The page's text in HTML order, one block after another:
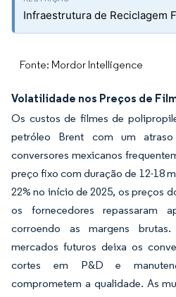
Infraestrutura de Reciclagem
Fonte: Mordor Intelligence
Volatilidade nos Preços de
Os custos de filmes de
petróleo Brent com um
conversores mexicanos
preço fixo com duração de 12-18
22% no início de 2025, os preços
os fornecedores repassaram
corroendo as margens
mercados futuros deixa os
cortes em P&D e
comprometem a qualidade. As